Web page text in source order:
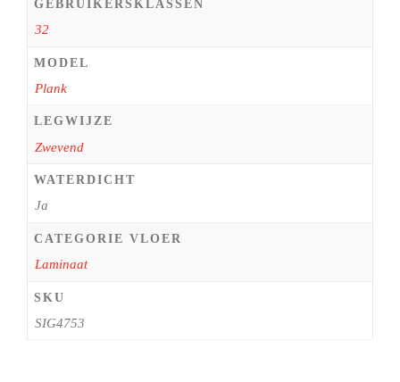
GEBRUIKERSKLASSEN
32
MODEL
Plank
LEGWIJZE
Zwevend
WATERDICHT
Ja
CATEGORIE VLOER
Laminaat
SKU
SIG4753